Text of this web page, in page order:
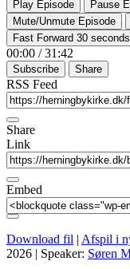
Play Episode
Pause
Mute/Unmute Episode
Fast Forward 30 seconds
00:00 / 31:42
Subscribe Share
RSS Feed
Share
Link
Embed
Download fil | Afspil i
2026 | Speaker: Søren